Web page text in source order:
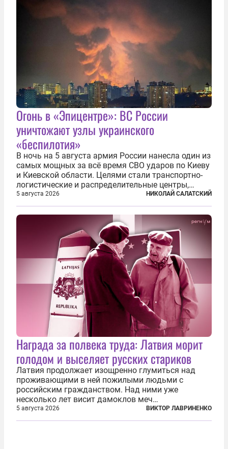
Огонь в «Эпицентре»: ВС России
уничтожают узлы украинского
«беспилотия»
В ночь на 5 августа армия России нанесла один из
самых мощных за всё время СВО ударов по Киеву
и Киевской области. Целями стали транспортно-
логистические и распределительные центры,
которые ВСУ использовали для хранения и
доставки вооружений и грузов военного
назначения. Атака также «накрыла»...
5 августа 2026 НИКОЛАЙ САЛАТСКИЙ
Награда за полвека труда: Латвия морит
голодом и выселяет русских стариков
Латвия продолжает изощренно глумиться над
проживающими в ней пожилыми людьми с
российским гражданством. Над ними уже
несколько лет висит дамоклов меч
насильственного выдворения. Некоторых уже
депортировали, а многие уехали сами, не
5 августа 2026 ВИКТОР ЛАВРИНЕНКО